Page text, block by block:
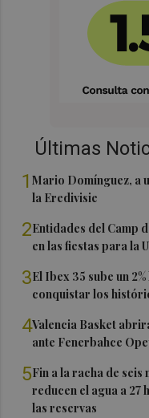
Últimas
1Mario Domínguez, a
la Eredivisie
2Entidades del Camp
en las fiestas para la
3El Ibex 35 sube un
conquistar los
4Valencia Basket
ante Fenerbahce
5Fin a la racha de
reducen el agua a 27
las reservas